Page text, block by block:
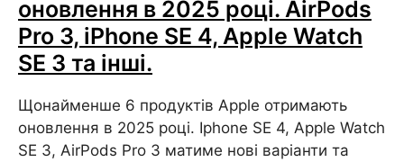
оновлення в 2025 році. AirPods
Pro 3, iPhone SE 4, Apple Watch
SE 3 та інші.
Щонайменше 6 продуктів Apple отримають
оновлення в 2025 році. Iphone SE 4, Apple Watch
SE 3, AirPods Pro 3 матиме нові варіанти та